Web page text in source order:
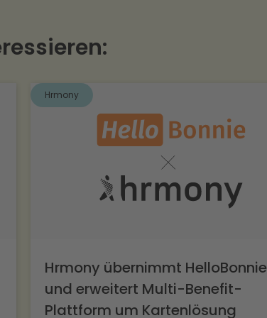
Hrmony
Hrmony übernimmt HelloBonnie
und erweitert Multi-Benefit-
Plattform um Kartenlösung